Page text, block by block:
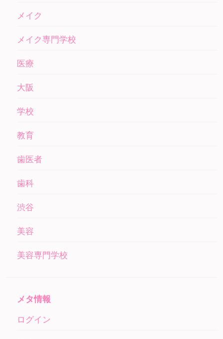
メイク
メイク専門学校
医療
大阪
学校
教育
歯医者
歯科
渋谷
美容
美容専門学校
メタ情報
ログイン